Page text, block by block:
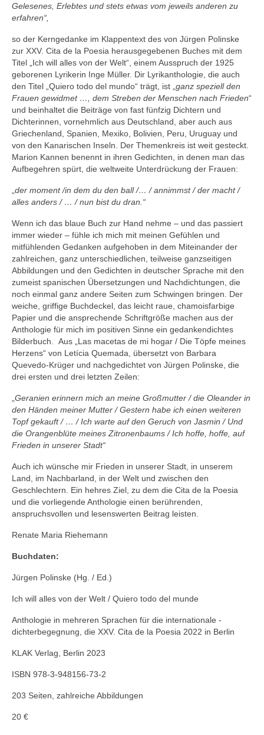
Gelesenes, Erlebtes und stets etwas vom jeweils anderen zu
erfahren“,
so der Kerngedanke im Klappentext des von Jürgen Polinske
zur XXV. Cita de la Poesia herausgegebenen Buches mit dem
Titel „Ich will alles von der Welt“, einem Ausspruch der 1925
geborenen Lyrikerin Inge Müller. Dir Lyrikanthologie, die auch
den Titel „Quiero todo del mundo“ trägt, ist „ ganz speziell den
Frauen gewidmet …, dem Streben der Menschen nach Frieden“
und beinhaltet die Beiträge von fast fünfzig Dichtern und
Dichterinnen, vornehmlich aus Deutschland, aber auch aus
Griechenland, Spanien, Mexiko, Bolivien, Peru, Uruguay und
von den Kanarischen Inseln. Der Themenkreis ist weit gesteckt.
Marion Kannen benennt in ihren Gedichten, in denen man das
Aufbegehren spürt, die weltweite Unterdrückung der Frauen:
der moment /in dem du den ball /… / annimmst / der macht /
alles anders / … / nun bist du dran.“
Wenn ich das blaue Buch zur Hand nehme – und das passiert
immer wieder – fühle ich mich mit meinen Gefühlen und
mitfühlenden Gedanken aufgehoben in dem Miteinander der
zahlreichen, ganz unterschiedlichen, teilweise ganzseitigen
Abbildungen und den Gedichten in deutscher Sprache mit den
zumeist spanischen Übersetzungen und Nachdichtungen, die
noch einmal ganz andere Seiten zum Schwingen bringen. Der
weiche, griffige Buchdeckel, das leicht raue, chamoisfarbige
Papier und die ansprechende Schriftgröße machen aus der
Anthologie für mich im positiven Sinne ein gedankendichtes
Bilderbuch. Aus „Las macetas de mi hogar / Die Töpfe meines
Herzens“ von Letícia Quemada, übersetzt von Barbara
Quevedo-Krüger und nachgedichtet von Jürgen Polinske, die
drei ersten und drei letzten Zeilen:
Geranien erinnern mich an meine Großmutter / die Oleander in
den Händen meiner Mutter / Gestern habe ich einen weiteren
Topf gekauft / … / Ich warte auf den Geruch von Jasmin / Und
die Orangenblüte meines Zitronenbaums / Ich hoffe, hoffe, auf
Frieden in unserer Stadt“
Auch ich wünsche mir Frieden in unserer Stadt, in unserem
Land, im Nachbarland, in der Welt und zwischen den
Geschlechtern. Ein hehres Ziel, zu dem die Cita de la Poesia
und die vorliegende Anthologie einen berührenden,
anspruchsvollen und lesenswerten Beitrag leisten.
Renate Maria Riehemann
Buchdaten:
Jürgen Polinske (Hg. / Ed.)
Ich will alles von der Welt / Quiero todo del munde
Anthologie in mehreren Sprachen für die internationale -
dichterbegegnung, die XXV. Cita de la Poesia 2022 in Berlin
KLAK Verlag, Berlin 2023
ISBN 978-3-948156-73-2
203 Seiten, zahlreiche Abbildungen
20 €